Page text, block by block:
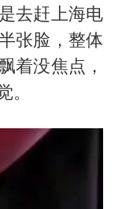
去赶上海电
张脸，整体
着没焦点，